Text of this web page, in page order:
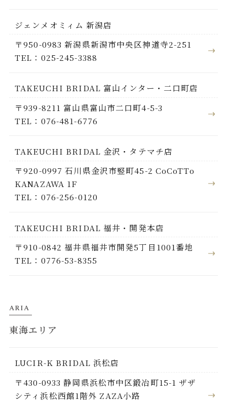
ジェンメオミィム 新潟店
〒950-0983 新潟県新潟市中央区神道寺2-251
TEL：025-245-3388
TAKEUCHI BRIDAL 富山インター・二口町店
〒939-8211 富山県富山市二口町4-5-3
TEL：076-481-6776
TAKEUCHI BRIDAL 金沢・タテマチ店
〒920-0997 石川県金沢市竪町45-2 CoCoTTo
KANAZAWA 1F
TEL：076-256-0120
TAKEUCHI BRIDAL 福井・開発本店
〒910-0842 福井県福井市開発5丁目1001番地
TEL：0776-53-8355
ARIA
東海エリア
LUCIR-K BRIDAL 浜松店
〒430-0933 静岡県浜松市中区鍛冶町15-1 ザザ
シティ浜松西館1階外 ZAZA小路